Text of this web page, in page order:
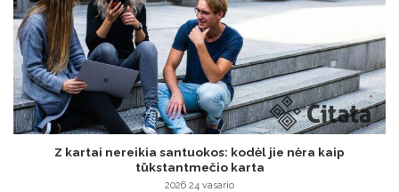
Z kartai nereikia santuokos: kodėl jie nėra kaip
tūkstantmečio karta
2026 24 vasario